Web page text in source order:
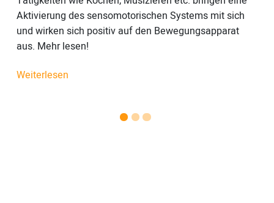
Aktivierung des sensomotorischen Systems mit sich
und wirken sich positiv auf den Bewegungsapparat
aus. Mehr lesen!
Weiterlesen